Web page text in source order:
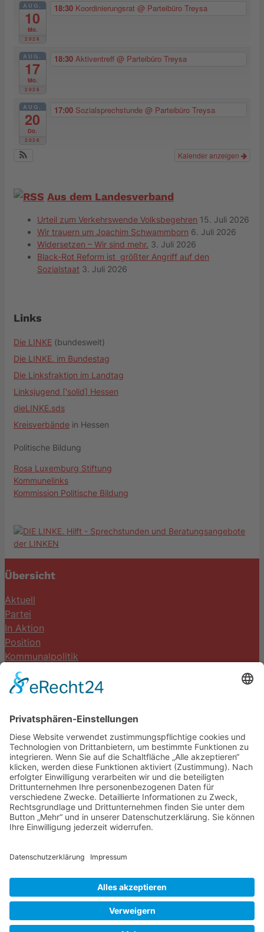
AUG.
10
Mo.
2026
18:30 Koordinierungsrat @ Parteibüro Treysa
AUG.
17
Mo.
2026
18:30 Aktiventreff @ Parteibüro Treysa
AUG.
20
Do.
2026
17:00 Sozialsprechstunde @ Parteibüro Treysa
Kalender anzeigen
Aus dem Landesverband
Urteil zum Verkehrswende Volksbegehren 15. Juli 2026
Wir trauern um Joachim Schwammborn 6. Juli 2026
Widersetzen – Wir sind mehr. 3. Juli 2026
Black-Rot Reform ist größter Angriff auf den
Sozialstaat 3. Juli 2026
Links
Die LINKE (bundesweit)
Die LINKE. im Bundestag
Die Linksfraktion im Landtag
Linksjugend ['solid] Hessen
dieLINKE.sds
Kreisverbände in Hessen
Politische Bildung
Rosa Luxemburg Stiftung
Kommunelinks
Kommission Politische Bildung
Übersicht
Aktuell
Partei
In Aktion
Position
Kommunalpolitik
Termine
DIE LINKE. Schwalm-Eder
Steingasse 5
34613 Schwalmstadt
Tel.06691 8077899
info@die-linke-schwalm-eder.de
Gesetzliches
Impressum
Cookie-Einstellungen
© 2026 DIE LINKE. Schwalm-Eder